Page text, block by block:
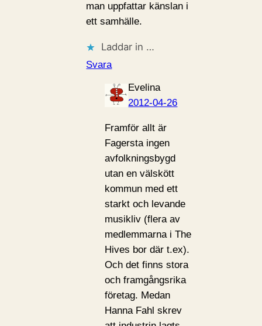
man uppfattar känslan i
ett samhälle.
Laddar in …
Svara
Evelina
2012-04-26
Framför allt är
Fagersta ingen
avfolkningsbygd
utan en välskött
kommun med ett
starkt och levande
musikliv (flera av
medlemmarna i The
Hives bor där t.ex).
Och det finns stora
och framgångsrika
företag. Medan
Hanna Fahl skrev